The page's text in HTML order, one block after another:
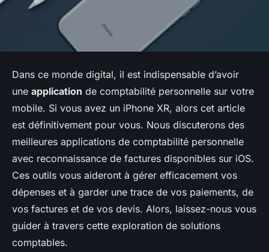
Dans ce monde digital, il est indispensable d’avoir
une application de comptabilité personnelle sur votre
mobile. Si vous avez un iPhone XR, alors cet article
est définitivement pour vous. Nous discuterons des
meilleures applications de comptabilité personnelle
avec reconnaissance de factures disponibles sur iOS.
Ces outils vous aideront à gérer efficacement vos
dépenses et à garder une trace de vos paiements, de
vos factures et de vos devis. Alors, laissez-nous vous
guider à travers cette exploration de solutions
comptables.